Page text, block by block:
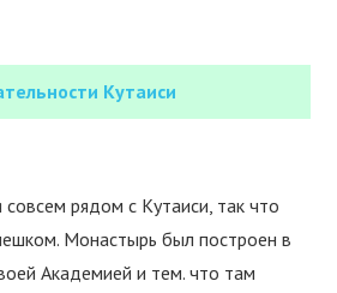
Кутаиси
совсем рядом с Кутаиси, так что
Монастырь был построен в
Академией и тем. что там